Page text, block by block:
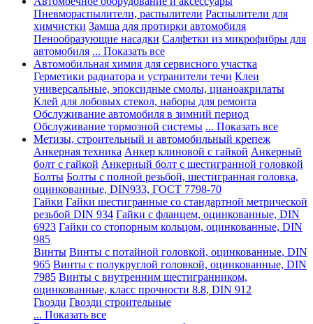
Пневмораспылители, распылители Распылители для
химчистки Замша для протирки автомобиля
Пенообразующие насадки Салфетки из микрофибры для
автомобиля ... Показать все
Автомобильная химия для сервисного участка
Герметики радиатора и устранители течи Клеи
универсальные, эпоксидные смолы, цианоакрилаты
Клей для лобовых стекол, наборы для ремонта
Обслуживание автомобиля в зимний период
Обслуживание тормозной системы ... Показать все
Метизы, строительный и автомобильный крепеж
Анкерная техника Анкер клиновой с гайкой Анкерный
болт с гайкой Анкерный болт с шестигранной головкой
Болты Болты с полной резьбой, шестигранная головка,
оцинкованные, DIN933, ГОСТ 7798-70
Гайки Гайки шестигранные со стандартной метрической
резьбой DIN 934 Гайки с фланцем, оцинкованные, DIN
6923 Гайки со стопорным кольцом, оцинкованные, DIN
985
Винты Винты с потайной головкой, оцинкованные, DIN
965 Винты с полукруглой головкой, оцинкованные, DIN
7985 Винты с внутренним шестигранником,
оцинкованные, класс прочности 8.8, DIN 912
Гвозди Гвозди строительные
... Показать все